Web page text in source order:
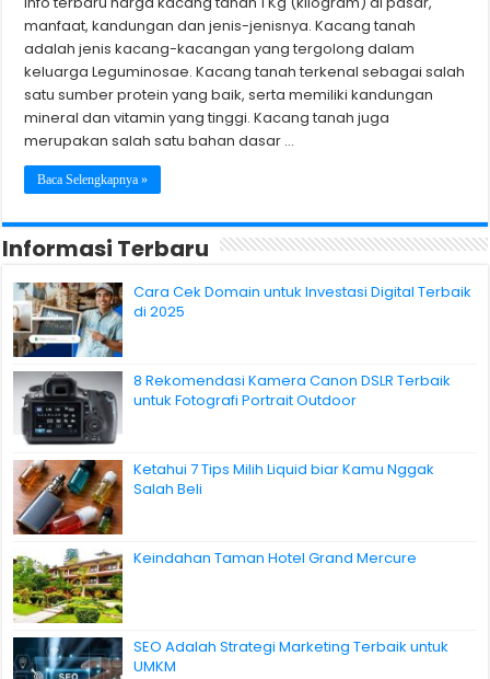
manfaat, kandungan dan jenis-jenisnya. Kacang tanah
adalah jenis kacang-kacangan yang tergolong dalam
keluarga Leguminosae. Kacang tanah terkenal sebagai salah
satu sumber protein yang baik, serta memiliki kandungan
mineral dan vitamin yang tinggi. Kacang tanah juga
merupakan salah satu bahan dasar …
Baca Selengkapnya »
Informasi Terbaru
Cara Cek Domain untuk Investasi Digital Terbaik
di 2025
8 Rekomendasi Kamera Canon DSLR Terbaik
untuk Fotografi Portrait Outdoor
Ketahui 7 Tips Milih Liquid biar Kamu Nggak
Salah Beli
Keindahan Taman Hotel Grand Mercure
SEO Adalah Strategi Marketing Terbaik untuk
UMKM